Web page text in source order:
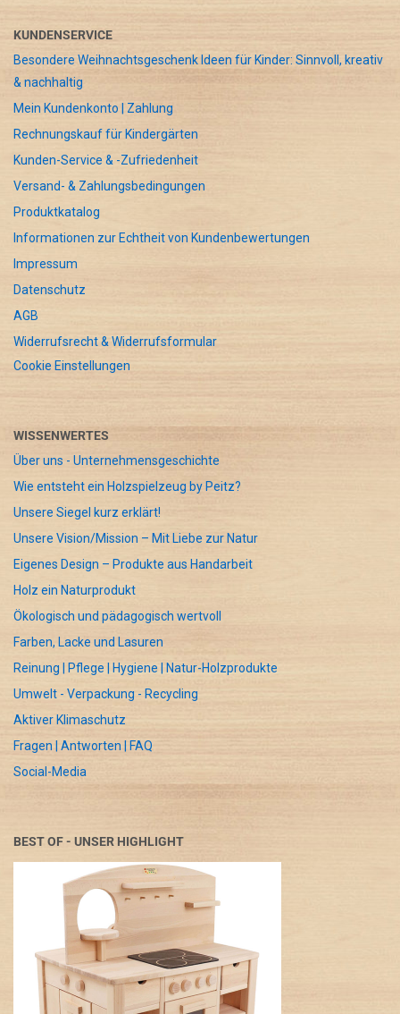
KUNDENSERVICE
Besondere Weihnachtsgeschenk Ideen für Kinder: Sinnvoll, kreativ
& nachhaltig
Mein Kundenkonto | Zahlung
Rechnungskauf für Kindergärten
Kunden-Service & -Zufriedenheit
Versand- & Zahlungsbedingungen
Produktkatalog
Informationen zur Echtheit von Kundenbewertungen
Impressum
Datenschutz
AGB
Widerrufsrecht & Widerrufsformular
Cookie Einstellungen
WISSENWERTES
Über uns - Unternehmensgeschichte
Wie entsteht ein Holzspielzeug by Peitz?
Unsere Siegel kurz erklärt!
Unsere Vision/Mission – Mit Liebe zur Natur
Eigenes Design – Produkte aus Handarbeit
Holz ein Naturprodukt
Ökologisch und pädagogisch wertvoll
Farben, Lacke und Lasuren
Reinung | Pflege | Hygiene | Natur-Holzprodukte
Umwelt - Verpackung - Recycling
Aktiver Klimaschutz
Fragen | Antworten | FAQ
Social-Media
BEST OF - UNSER HIGHLIGHT